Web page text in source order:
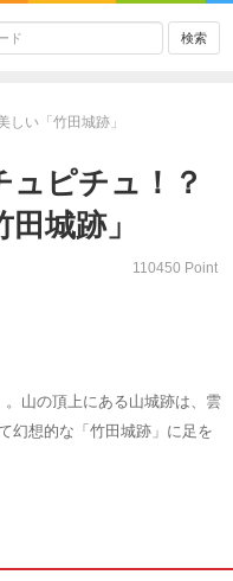
い「竹田城跡」
ュピチュ！？
城跡」
110450 Point
。山の頂上にある山城跡は、雲
幻想的な「竹田城跡」に足を